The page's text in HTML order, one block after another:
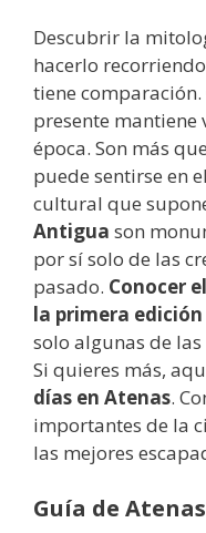
Descubrir la
hacerlo recorriendo
tiene
presente mantiene
época. Son más
puede sentirse en
cultural que
Antigua son
por sí solo de las
pasado. Conocer
la primera edición
solo algunas de
Si quieres más,
días en Atenas.
importantes de la
las mejores
Guía de